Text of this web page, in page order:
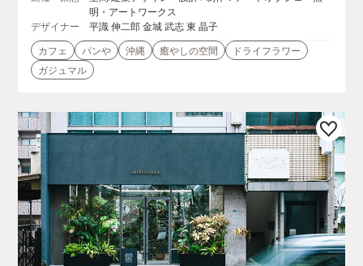
明・アートワークス
デザイナー
平識 伸二郎 金城 武志 東 晶子
カフェ
パンや 沖縄 癒やしの空間
ドライフラワー
ガジュマル